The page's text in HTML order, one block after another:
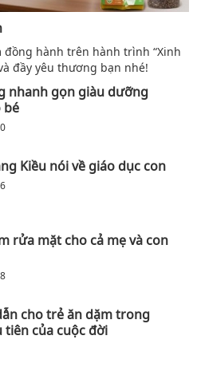
đồng hành trên hành trình “Xinh
đầy yêu thương bạn nhé!
nhanh gọn giàu dưỡng
bé
Kiều nói về giáo dục con
rửa mặt cho cả mẹ và con
cho trẻ ăn dặm trong
tiên của cuộc đời